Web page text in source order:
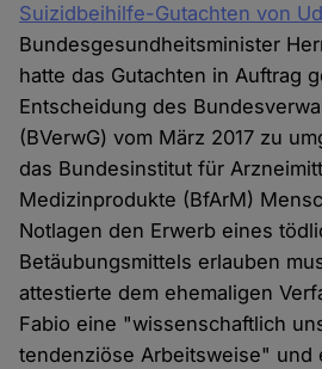
Suizidbeihilfe-Gutachten von
Bundesgesundheitsminister
hatte das Gutachten in Auftrag
Entscheidung des
(BVerwG) vom März 2017 zu
das Bundesinstitut für
Medizinprodukte (BfArM)
Notlagen den Erwerb eines
Betäubungsmittels erlauben
attestierte dem ehemaligen
Fabio eine "wissenschaftlich
tendenziöse Arbeitsweise" und